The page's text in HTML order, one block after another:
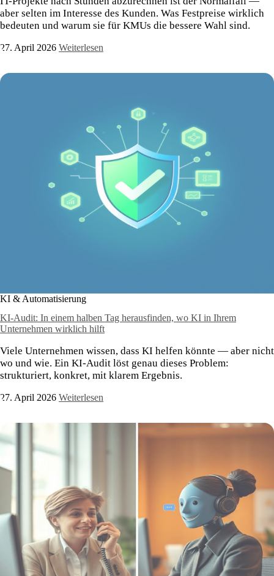
aber selten im Interesse des Kunden. Was Festpreise wirklich
bedeuten und warum sie für KMUs die bessere Wahl sind.
27. April 2026 Weiterlesen
KI & Automatisierung
KI-Audit: In einem halben Tag herausfinden, wo KI in Ihrem
Unternehmen wirklich hilft
Viele Unternehmen wissen, dass KI helfen könnte — aber nicht
wo und wie. Ein KI-Audit löst genau dieses Problem:
strukturiert, konkret, mit klarem Ergebnis.
27. April 2026 Weiterlesen